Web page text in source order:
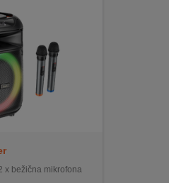
x bežična mikrofona